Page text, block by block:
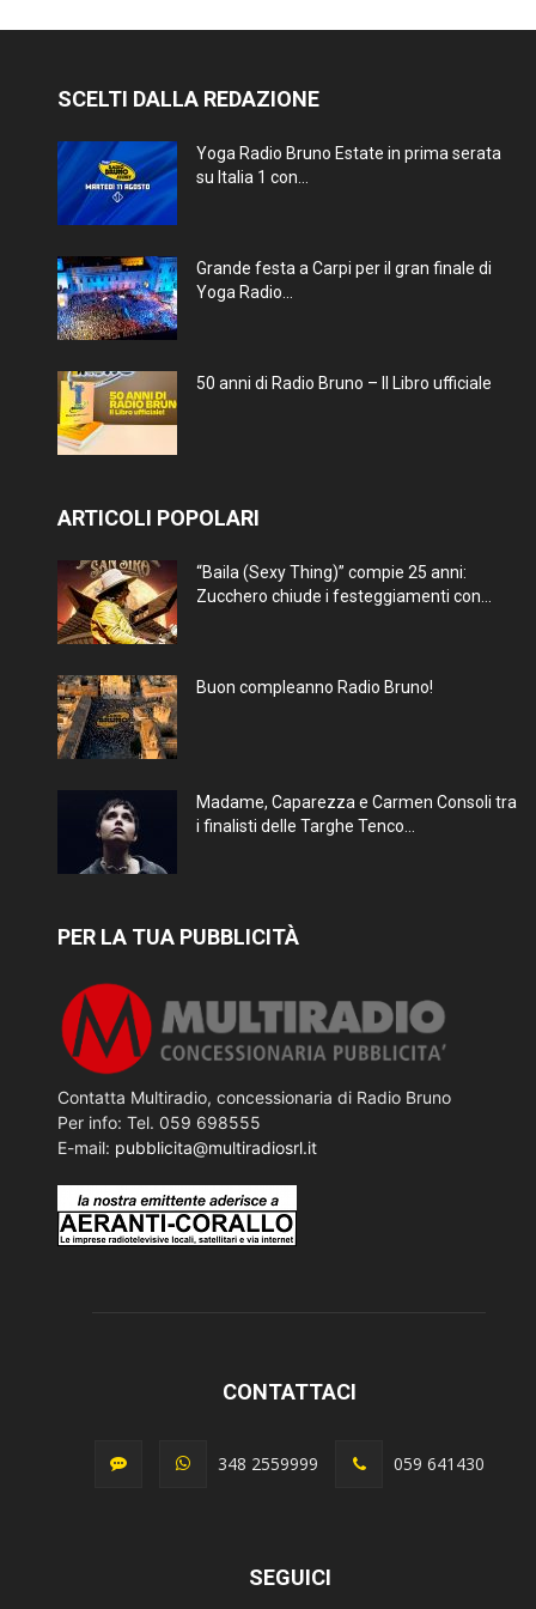
SCELTI DALLA REDAZIONE
Yoga Radio Bruno Estate in prima serata
su Italia 1 con...
Grande festa a Carpi per il gran finale di
Yoga Radio...
50 anni di Radio Bruno – Il Libro ufficiale
ARTICOLI POPOLARI
“Baila (Sexy Thing)” compie 25 anni:
Zucchero chiude i festeggiamenti con...
Buon compleanno Radio Bruno!
Madame, Caparezza e Carmen Consoli tra
i finalisti delle Targhe Tenco...
PER LA TUA PUBBLICITÀ
Contatta Multiradio, concessionaria di Radio Bruno
Per info: Tel. 059 698555
E-mail: pubblicita@multiradiosrl.it
CONTATTACI
348 2559999 059 641430
SEGUICI